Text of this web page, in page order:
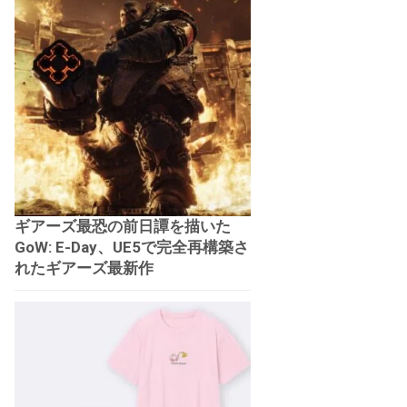
ギアーズ最恐の前日譚を描いた
GoW: E-Day、UE5で完全再構築さ
れたギアーズ最新作